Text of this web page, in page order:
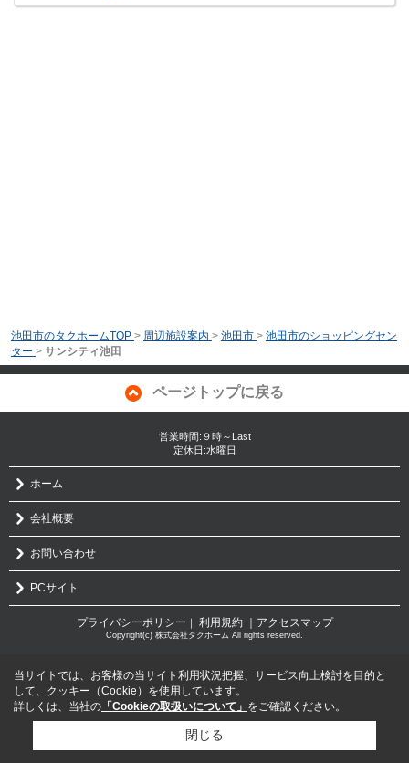
池田市のタクホームTOP > 周辺施設案内 > 池田市 > 池田市のショッピングセン
ター > サンシティ池田
ページトップに戻る
営業時間:９時～Last
定休日:水曜日
ホーム
会社概要
お問い合わせ
PCサイト
プライバシーポリシー ｜ 利用規約 ｜アクセスマップ
Copyright(c) 株式会社タクホーム All rights reserved.
当サイトでは、お客様の当サイト利用状況把握、サービス向上検討を目的と
して、クッキー（Cookie）を使用しています。
詳しくは、当社の 「Cookieの取扱いについて」 をご確認ください。
閉じる